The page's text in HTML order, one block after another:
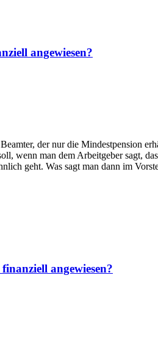
angewiesen?
der nur die Mindestpension
wenn man dem Arbeitgeber sagt,
geht. Was sagt man dann im
angewiesen?